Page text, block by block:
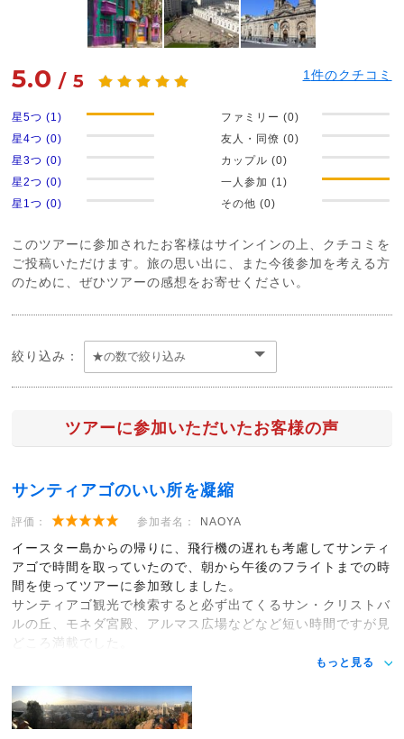
5.0 /5 1件のクチコミ
星5つ (1)
星4つ (0)
星3つ (0)
星2つ (0)
星1つ (0)
ファミリー (0)
友人・同僚 (0)
カップル (0)
一人参加 (1)
その他 (0)
このツアーに参加されたお客様はサインインの上、クチコミを
ご投稿いただけます。旅の思い出に、また今後参加を考える方
のために、ぜひツアーの感想をお寄せください。
絞り込み：
ツアーに参加いただいたお客様の声
サンティアゴのいい所を凝縮
評価： 参加者名： NAOYA
イースター島からの帰りに、飛行機の遅れも考慮してサンティ
アゴで時間を取っていたので、朝から午後のフライトまでの時
間を使ってツアーに参加致しました。
サンティアゴ観光で検索すると必ず出てくるサン・クリストバ
ルの丘、モネダ宮殿、アルマス広場などなど短い時間ですが見
どころ満載でした。
もっと見る